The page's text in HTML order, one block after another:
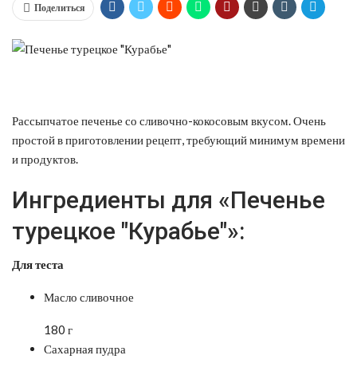
Поделиться
Рассыпчатое печенье со сливочно-кокосовым вкусом. Очень
простой в приготовлении рецепт, требующий минимум времени
и продуктов.
Ингредиенты для «Печенье
турецкое "Курабье"»:
Для теста
Масло сливочное
180 г
Сахарная пудра